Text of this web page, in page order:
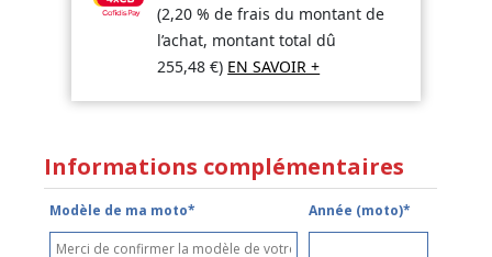
(2,20 % de frais du montant de
l’achat, montant total dû
255,48€) EN SAVOIR +
Informations complémentaires
Modèle de ma moto* Année (moto)*